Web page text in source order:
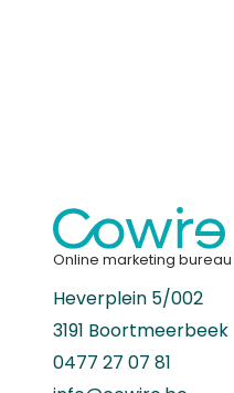
Online marketing bureau
Heverplein 5/002
3191 Boortmeerbeek
0477 27 07 81